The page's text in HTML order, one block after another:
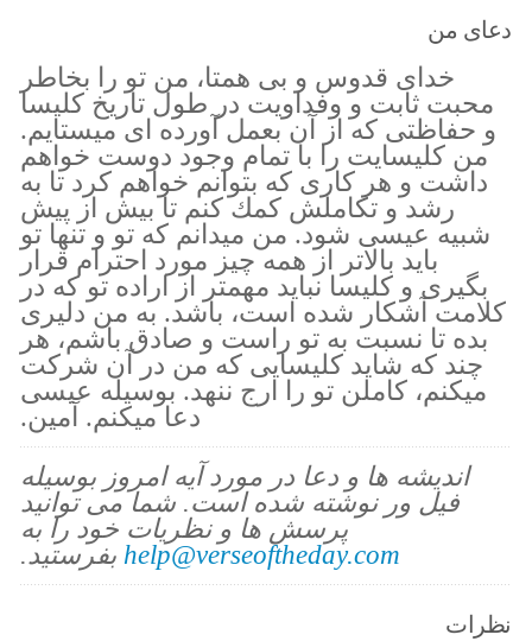
دعای من
خداى قدوس و بى همتا، من تو را بخاطر
محبت ثابت و وفداويت در طول تاريخ كليسا
و حفاظتى كه از آن بعمل آورده اى ميستايم.
من كليسايت را با تمام وجود دوست خواهم
داشت و هر كارى كه بتوانم خواهم كرد تا به
رشد و تكاملش كمك كنم تا بيش از پيش
شبيه عيسى شود. من ميدانم كه تو و تنها تو
بايد بالاتر از همه چيز مورد احترام قرار
بگيرى و كليسا نبايد مهمتر از اراده تو كه در
كلامت آشكار شده است، باشد. به من دليرى
بده تا نسبت به تو راست و صادق باشم، هر
چند كه شايد كليسايى كه من در آن شركت
ميكنم، كاملن تو را ارج ننهد. بوسيله عيسى
دعا ميكنم. آمين.
اندیشه ها و دعا در مورد آیه امروز بوسیله
فیل ور نوشته شده است. شما می توانید
پرسش ها و نظریات خود را به
help@verseoftheday.com بفرستید.
نظرات